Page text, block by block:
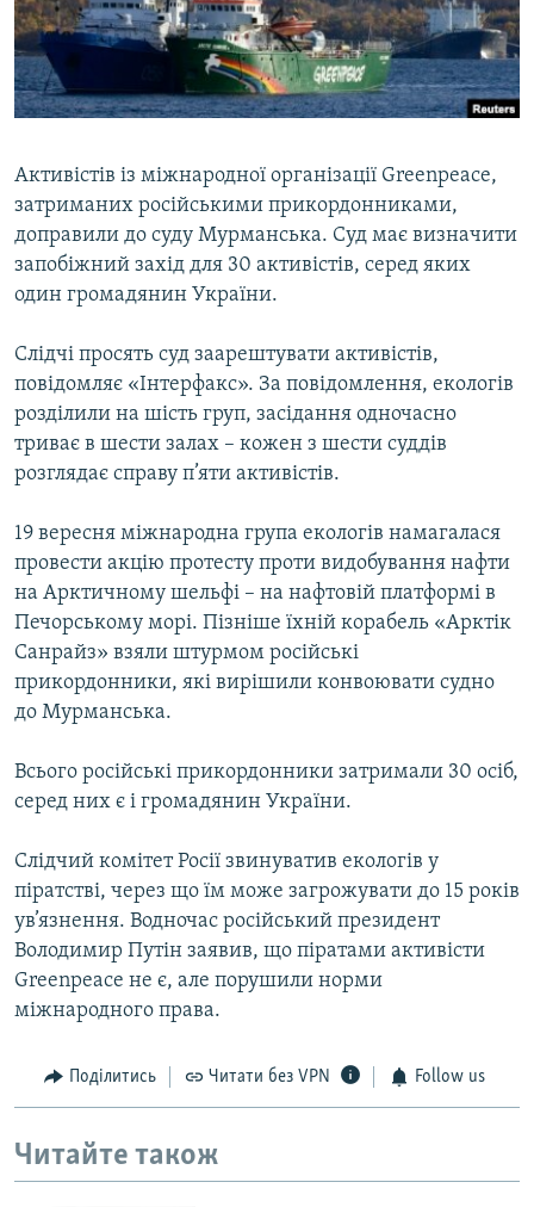
ВІДЕОУРОКИ «ELIFBE»
СВІДЧЕННЯ ОКУПАЦІЇ
УКРАЇНСЬКА ПРОБЛЕМА КРИМУ
Русский
Qırımtatar
Усі сайти RFE/RL
Активістів із міжнародної організації Greenpeace,
затриманих російськими прикордонниками,
доправили до суду Мурманська. Суд має визначити
запобіжний захід для 30 активістів, серед яких
один громадянин України.
Слідчі просять суд заарештувати активістів,
повідомляє «Інтерфакс». За повідомлення, екологів
розділили на шість груп, засідання одночасно
триває в шести залах – кожен з шести суддів
розглядає справу п’яти активістів.
19 вересня міжнародна група екологів намагалася
провести акцію протесту проти видобування нафти
на Арктичному шельфі – на нафтовій платформі в
Печорському морі. Пізніше їхній корабель «Арктік
Санрайз» взяли штурмом російські
прикордонники, які вирішили конвоювати судно
до Мурманська.
Всього російські прикордонники затримали 30 осіб,
серед них є і громадянин України.
Слідчий комітет Росії звинуватив екологів у
піратстві, через що їм може загрожувати до 15 років
ув’язнення. Водночас російський президент
Володимир Путін заявив, що піратами активісти
Greenpeace не є, але порушили норми
міжнародного права.
Поділитись Читати без VPN Follow us
Читайте також